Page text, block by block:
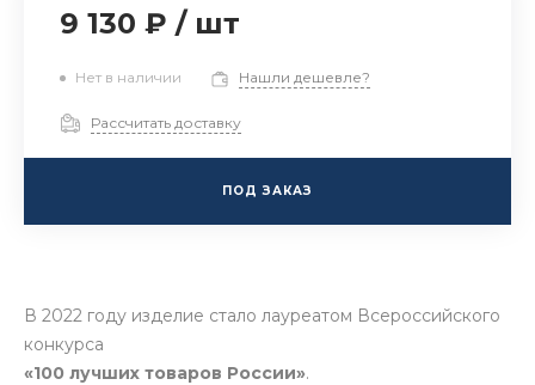
9 130 ₽ / шт
Нет в наличии Нашли дешевле?
Рассчитать доставку
ПОД ЗАКАЗ
В 2022 году изделие стало лауреатом Всероссийского
конкурса
«100 лучших товаров России».